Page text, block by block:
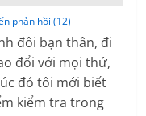
phản hồi (12)
đôi bạn thân, đi
đổi với mọi thứ,
đó tôi mới biết
kiểm tra trong